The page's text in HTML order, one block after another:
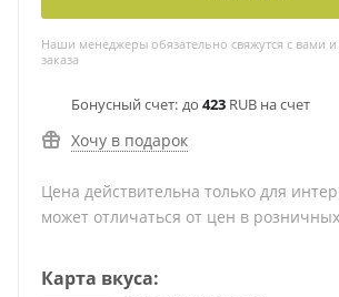
Наши менеджеры обязательно свяжутся с вами и
заказа
Бонусный счет: до 423 RUB на счет
Хочу в подарок
Цена действительна только для
может отличаться от цен в
Карта вкуса: